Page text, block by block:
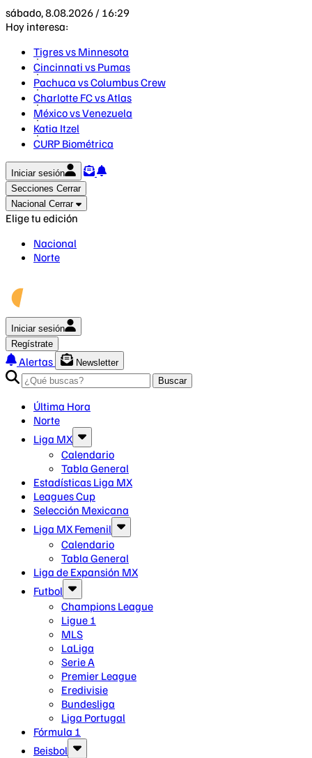
sábado, 8.08.2026 / 16:29
Hoy interesa:
Tigres vs Minnesota
Cincinnati vs Pumas
Pachuca vs Columbus Crew
Charlotte FC vs Atlas
México vs Venezuela
Katia Itzel
CURP Biométrica
Iniciar sesión
Secciones Cerrar
Nacional Cerrar
Elige tu edición
Nacional
Norte
Iniciar sesión
Regístrate
Alertas
Newsletter
Buscar
Última Hora
Norte
Liga MX
Calendario
Tabla General
Estadísticas Liga MX
Leagues Cup
Selección Mexicana
Liga MX Femenil
Calendario
Tabla General
Liga de Expansión MX
Futbol
Champions League
Ligue 1
MLS
LaLiga
Serie A
Premier League
Eredivisie
Bundesliga
Liga Portugal
Fórmula 1
Beisbol